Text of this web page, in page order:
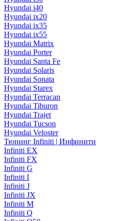
Hyundai i40
Hyundai ix20
Hyundai ix35
Hyundai ix55
Hyundai Matrix
Hyundai Porter
Hyundai Santa Fe
Hyundai Solaris
Hyundai Sonata
Hyundai Starex
Hyundai Terracan
Hyundai Tiburon
Hyundai Trajet
Hyundai Tucson
Hyundai Veloster
Тюнинг Infiniti | Инфинити
Infiniti EX
Infiniti FX
Infiniti G
Infiniti I
Infiniti J
Infiniti JX
Infiniti M
Infiniti Q